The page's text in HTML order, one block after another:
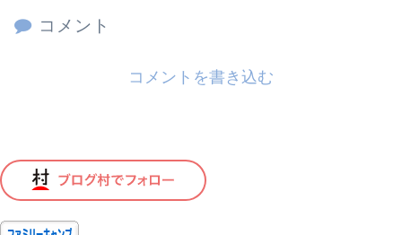
コメント
コメントを書き込む